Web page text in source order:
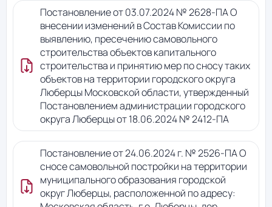
Постановление от 03.07.2024 № 2628-ПА О
внесении изменений в Состав Комиссии по
выявлению, пресечению самовольного
строительства объектов капитального
строительства и принятию мер по сносу таких
объектов на территории городского округа
Люберцы Московской области, утвержденный
Постановлением администрации городского
округа Люберцы от 18.06.2024 № 2412-ПА
Постановление от 24.06.2024 г. № 2526-ПА О
сносе самовольной постройки на территории
муниципального образования городской
округ Люберцы, расположенной по адресу: